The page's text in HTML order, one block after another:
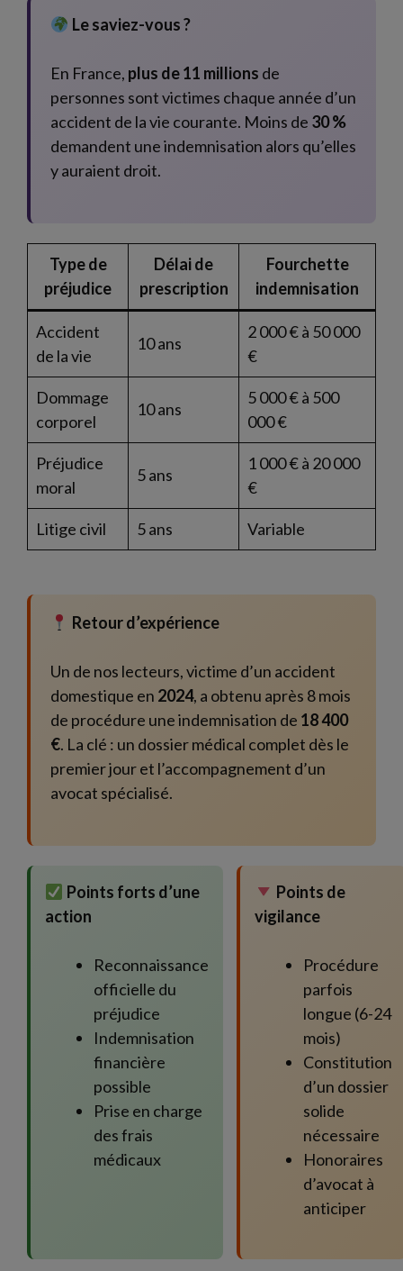
Le saviez-vous ?
En France, plus de 11 millions de
personnes sont victimes chaque année d’un
accident de la vie courante. Moins de 30 %
demandent une indemnisation alors qu’elles
y auraient droit.
Type de
préjudice
Délai de
prescription
Fourchette
indemnisation
Accident
de la vie
10 ans
2 000 € à 50 000
€
Dommage
corporel
10 ans
5 000 € à 500
000 €
Préjudice
moral
5 ans
1 000 € à 20 000
€
Litige civil 5 ans Variable
Retour d’expérience
Un de nos lecteurs, victime d’un accident
domestique en 2024, a obtenu après 8 mois
de procédure une indemnisation de 18 400
€. La clé : un dossier médical complet dès le
premier jour et l’accompagnement d’un
avocat spécialisé.
Points forts d’une
action
Reconnaissance
officielle du
préjudice
Indemnisation
financière
possible
Prise en charge
des frais
médicaux
Points de
vigilance
Procédure
parfois
longue (6-24
mois)
Constitution
d’un dossier
solide
nécessaire
Honoraires
d’avocat à
anticiper